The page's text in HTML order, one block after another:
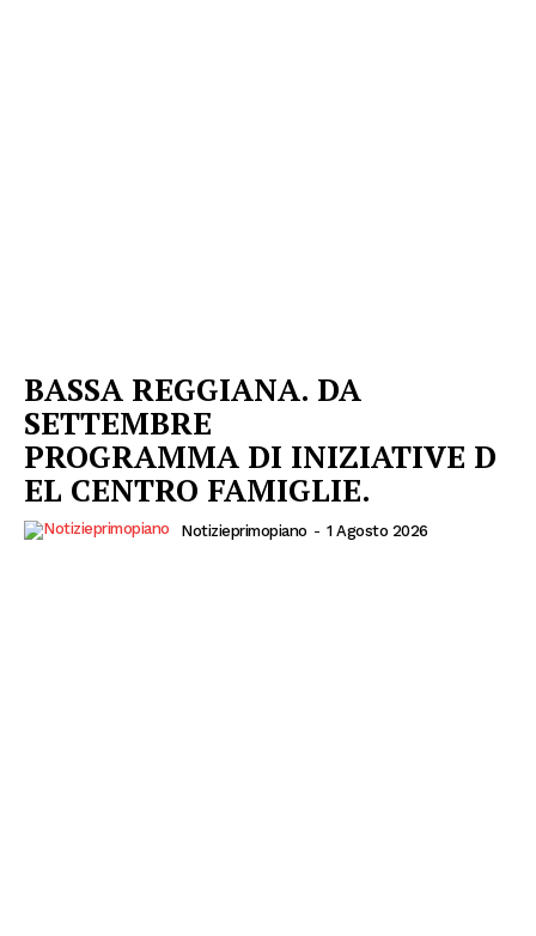
BASSA REGGIANA. DA
SETTEMBRE
PROGRAMMA DI INIZIATIVE D
EL CENTRO FAMIGLIE.
Notizieprimopiano - 1 Agosto 2026